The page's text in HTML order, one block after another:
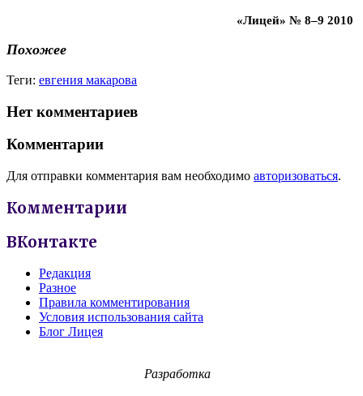
«Лицей» № 8–9 2010
Похожее
Теги: евгения макарова
Нет комментариев
Комментарии
Для отправки комментария вам необходимо авторизоваться.
Комментарии
ВКонтакте
Редакция
Разное
Правила комментирования
Условия использования сайта
Блог Лицея
Разработка